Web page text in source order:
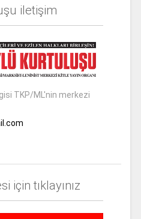
iletişim
TKP/ML'nin merkezi
için tıklayınız